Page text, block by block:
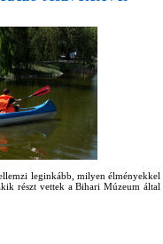
leginkább, milyen élményekkel
részt vettek a Bihari Múzeum által